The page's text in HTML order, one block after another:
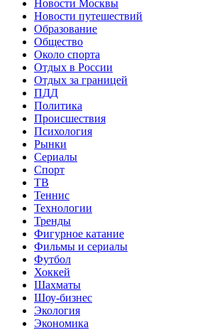
Новости Москвы
Новости путешествий
Образование
Общество
Около спорта
Отдых в России
Отдых за границей
ПДД
Политика
Происшествия
Психология
Рынки
Сериалы
Спорт
ТВ
Теннис
Технологии
Тренды
Фигурное катание
Фильмы и сериалы
Футбол
Хоккей
Шахматы
Шоу-бизнес
Экология
Экономика